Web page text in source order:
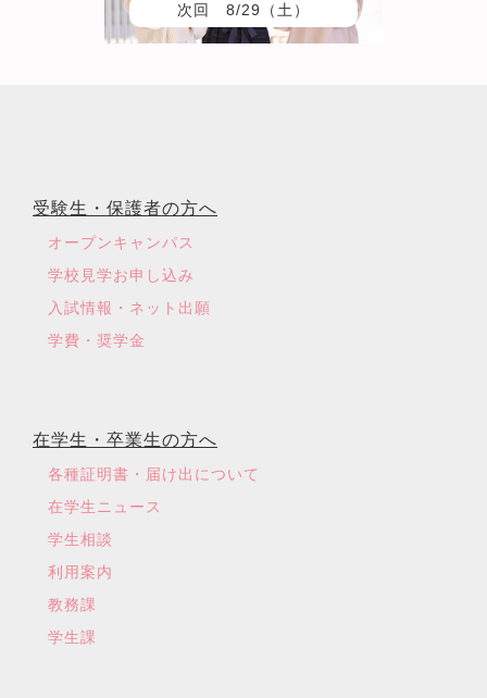
次回 8/29（土）
受験生・保護者の方へ
オープンキャンパス
学校見学お申し込み
入試情報・ネット出願
学費・奨学金
在学生・卒業生の方へ
各種証明書・届け出について
在学生ニュース
学生相談
利用案内
教務課
学生課